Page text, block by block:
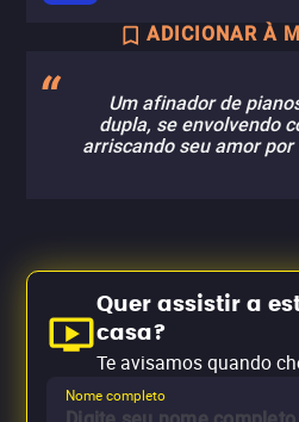
ADICIONAR À
Um afinador de
dupla, se envolvendo
arriscando seu amor
Quer assistir a
casa?
Te avisamos quando
Nome completo